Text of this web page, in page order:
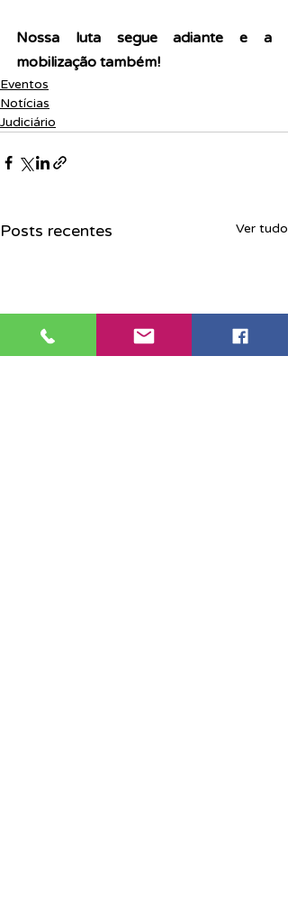
Nossa luta segue adiante e a
mobilização também!
Eventos
Notícias
Judiciário
Posts recentes Ver tudo